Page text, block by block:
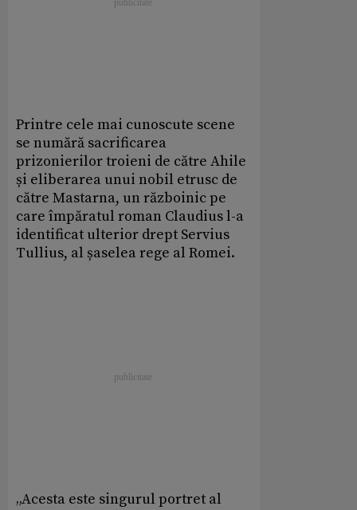
Printre cele mai cunoscute scene
se numără sacrificarea
prizonierilor troieni de către Ahile
și eliberarea unui nobil etrusc de
către Mastarna, un războinic pe
care împăratul roman Claudius l-a
identificat ulterior drept Servius
Tullius, al șaselea rege al Romei.
„Acesta este singurul portret al